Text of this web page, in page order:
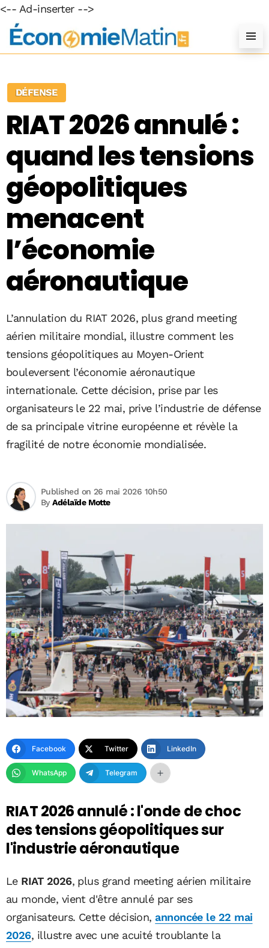
<-- Ad-inserter -->
DÉFENSE
RIAT 2026 annulé :
quand les tensions
géopolitiques
menacent
l’économie
aéronautique
L’annulation du RIAT 2026, plus grand meeting
aérien militaire mondial, illustre comment les
tensions géopolitiques au Moyen-Orient
bouleversent l’économie aéronautique
internationale. Cette décision, prise par les
organisateurs le 22 mai, prive l’industrie de défense
de sa principale vitrine européenne et révèle la
fragilité de notre économie mondialisée.
ByAdélaïde Motte
Published on 26 mai 2026 10h50
Facebook Twitter LinkedIn
WhatsApp Telegram
RIAT 2026 annulé : l'onde de choc
des tensions géopolitiques sur
l'industrie aéronautique
Le RIAT 2026, plus grand meeting aérien militaire
au monde, vient d'être annulé par ses
organisateurs. Cette décision,annoncée le 22 mai
2026, illustre avec une acuité troublante la